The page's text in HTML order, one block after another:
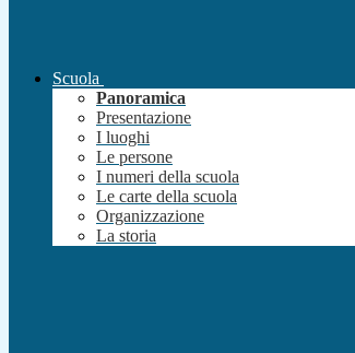
Scuola
Panoramica
Presentazione
I luoghi
Le persone
I numeri della scuola
Le carte della scuola
Organizzazione
La storia